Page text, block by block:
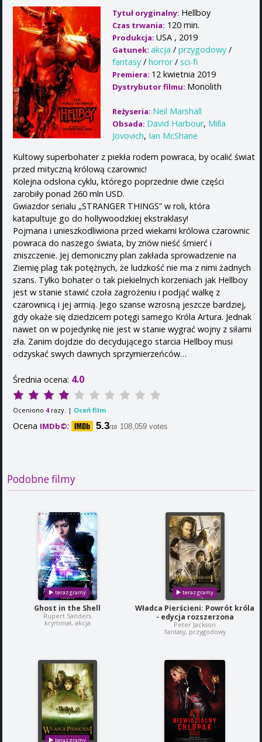
Tytuł oryginalny: Hellboy
Czas trwania: 120 min.
Produkcja: USA , 2019
Gatunek: akcja / przygodowy /
fantasy / horror/ sci-fi
Premiera: 12 kwietnia 2019
Dystrybutor filmu: Monolith
Reżyseria: Neil Marshall
Obsada: David Harbour, Milla
Jovovich, Ian McShane
Kultowy superbohater z piekła rodem powraca, by ocalić świat
przed mityczną królową czarownic!
Kolejna odsłona cyklu, którego poprzednie dwie części
zarobiły ponad 260 mln USD.
Gwiazdor serialu „STRANGER THINGS” w roli, która
katapultuje go do hollywoodzkiej ekstraklasy!
Pojmana i unieszkodliwiona przed wiekami królowa czarownic
powraca do naszego świata, by znów nieść śmierć i
zniszczenie. Jej demoniczny plan zakłada sprowadzenie na
Ziemię plag tak potężnych, że ludzkość nie ma z nimi żadnych
szans. Tylko bohater o tak piekielnych korzeniach jak Hellboy
jest w stanie stawić czoła zagrożeniu i podjąć walkę z
czarownicą i jej armią. Jego szanse wzrosną jeszcze bardziej,
gdy okaże się dziedzicem potęgi samego Króla Artura. Jednak
nawet on w pojedynkę nie jest w stanie wygrać wojny z siłami
zła. Zanim dojdzie do decydującego starcia Hellboy musi
odzyskać swych dawnych sprzymierzeńców…
Średnia ocena: 4.0
Oceniono 4 razy. | Oceń film
Ocena IMDb©: 5.3/10 108,059 votes
Podobne filmy
Ghost in the Shell
Rupert Sanders
kryminał, akcja
Władca Pierścieni: Powrót króla
- edycja rozszerzona
Peter Jackson
fantasy, przygodowy